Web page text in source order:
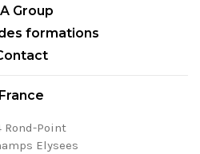
Group
formations
France
Rond-Point
Elysees